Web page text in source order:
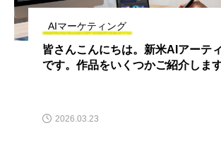
AIマーケティング
皆さんこんにちは。新米AIアーテ
です。作品をいくつかご紹介します
2026.03.23